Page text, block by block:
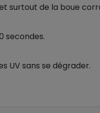
surtout de la boue
secondes.
UV sans se dégrader.